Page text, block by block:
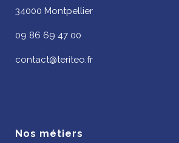
34000 Montpellier
09 86 69 47 00
contact@teriteo.fr
Nos métiers